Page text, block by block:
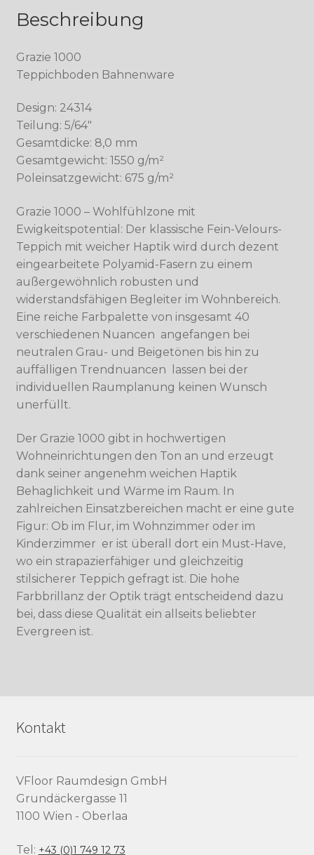
Beschreibung
Grazie 1000
Teppichboden Bahnenware
Design: 24314
Teilung: 5/64″
Gesamtdicke: 8,0 mm
Gesamtgewicht: 1550 g/m²
Poleinsatzgewicht: 675 g/m²
Grazie 1000 – Wohlfühlzone mit
Ewigkeitspotential: Der klassische Fein-Velours-
Teppich mit weicher Haptik wird durch dezent
eingearbeitete Polyamid-Fasern zu einem
außergewöhnlich robusten und
widerstandsfähigen Begleiter im Wohnbereich.
Eine reiche Farbpalette von insgesamt 40
verschiedenen Nuancen  angefangen bei
neutralen Grau- und Beigetönen bis hin zu
auffälligen Trendnuancen  lassen bei der
individuellen Raumplanung keinen Wunsch
unerfüllt.
Der Grazie 1000 gibt in hochwertigen
Wohneinrichtungen den Ton an und erzeugt
dank seiner angenehm weichen Haptik
Behaglichkeit und Wärme im Raum. In
zahlreichen Einsatzbereichen macht er eine gute
Figur: Ob im Flur, im Wohnzimmer oder im
Kinderzimmer  er ist überall dort ein Must-Have,
wo ein strapazierfähiger und gleichzeitig
stilsicherer Teppich gefragt ist. Die hohe
Farbbrillanz der Optik trägt entscheidend dazu
bei, dass diese Qualität ein allseits beliebter
Evergreen ist.
Kontakt
VFloor Raumdesign GmbH
Grundäckergasse 11
1100 Wien - Oberlaa
Tel: +43 (0)1 749 12 73